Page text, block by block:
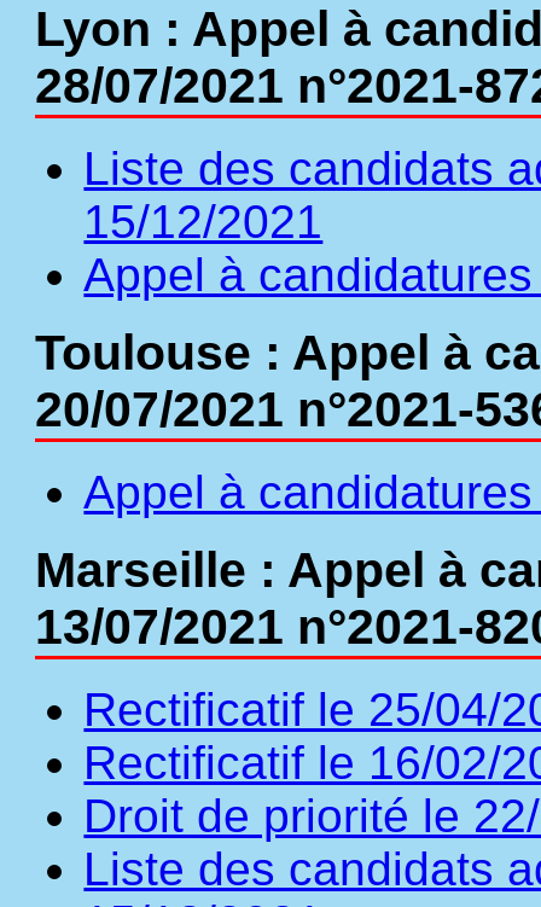
Lyon : Appel à
28/07/2021 n°2021-
Liste des candidats
15/12/2021
Appel à
Toulouse : Appel à
20/07/2021 n°2021-
Appel à
Marseille : Appel à
13/07/2021 n°2021-
Rectificatif le 25/04/
Rectificatif le 16/02/
Droit de priorité le
Liste des candidats